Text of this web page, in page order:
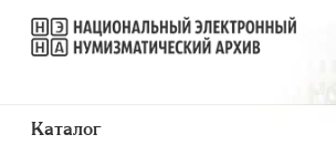
Каталог